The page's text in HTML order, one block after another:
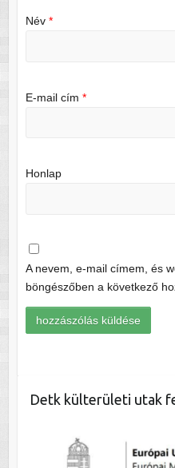
Név *
E-mail cím *
Honlap
A nevem, e-mail címem, és
böngészőben a következő
Detk külterületi utak